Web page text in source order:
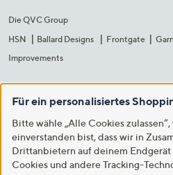
Die QVC Group
HSN
Ballard Designs Frontgate
Improvements
Für ein personalisiertes
Bitte wähle „Alle Cookies
einverstanden bist, dass wir in
Drittanbietern auf deinem
Cookies und andere Tracking-